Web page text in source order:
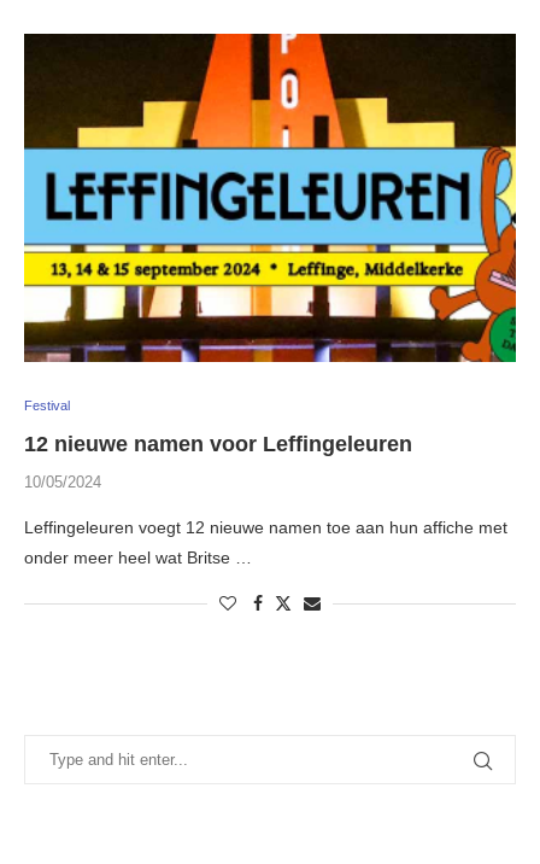
Festival
12 nieuwe namen voor Leffingeleuren
10/05/2024
Leffingeleuren voegt 12 nieuwe namen toe aan hun affiche met
onder meer heel wat Britse …